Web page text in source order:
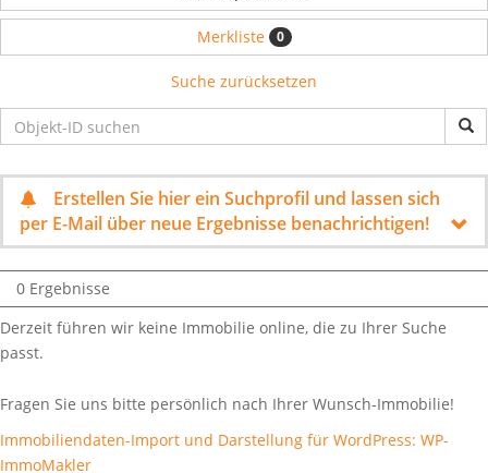
Merkliste 0
Suche zurücksetzen
Erstellen Sie hier ein Suchprofil und lassen sich
per E-Mail über neue Ergebnisse benachrichtigen!
0 Ergebnisse
Derzeit führen wir keine Immobilie online, die zu Ihrer Suche
passt.
Fragen Sie uns bitte persönlich nach Ihrer Wunsch-Immobilie!
Immobiliendaten-Import und Darstellung für WordPress: WP-
ImmoMakler